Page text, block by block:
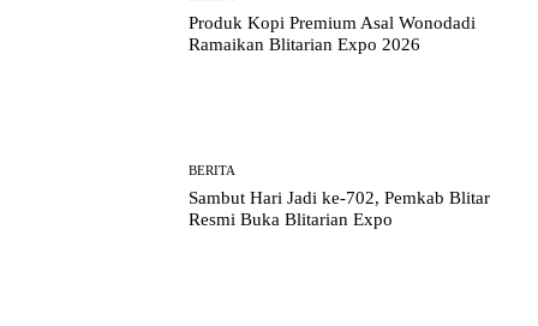
Produk Kopi Premium Asal Wonodadi
Ramaikan Blitarian Expo 2026
BERITA
Sambut Hari Jadi ke-702, Pemkab Blitar
Resmi Buka Blitarian Expo